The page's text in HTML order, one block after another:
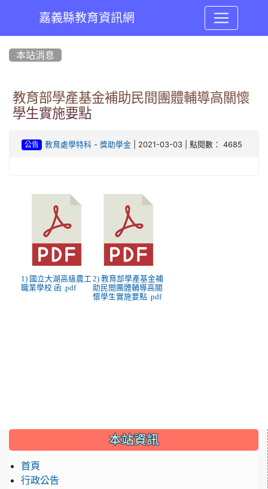
嘉義縣教育資訊網
本站消息
教育部學產基金補助民間團體輔導高關懷
學生實施要點
公告 教育處學特科- 獎助學金| 2021-03-03 | 點閱數： 4685
1) 國立大湖高級農工
職業學校 函 .pdf
2) 教育部學產基金補
助民間團體輔導高關
懷學生實施要點 .pdf
::: 本站資訊
首頁
行政公告